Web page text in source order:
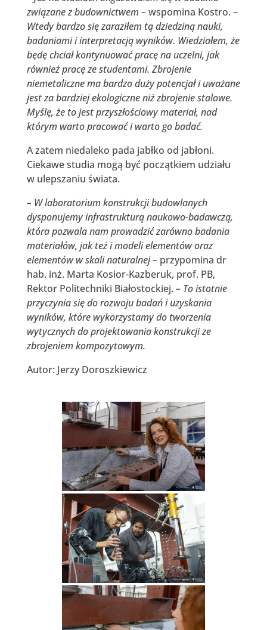
związane z budownictwem – wspomina Kostro. –
Wtedy bardzo się zaraziłem tą dziedziną nauki,
badaniami i interpretacją wyników. Wiedziałem, że
będę chciał kontynuować pracę na uczelni, jak
również pracę ze studentami. Zbrojenie
niemetaliczne ma bardzo duży potencjał i uważane
jest za bardziej ekologiczne niż zbrojenie stalowe.
Myślę, że to jest przyszłościowy materiał, nad
którym warto pracować i warto go badać.
A zatem niedaleko pada jabłko od jabłoni.
Ciekawe studia mogą być początkiem udziału
w ulepszaniu świata.
– W laboratorium konstrukcji budowlanych
dysponujemy infrastrukturą naukowo-badawczą,
która pozwala nam prowadzić zarówno badania
materiałów, jak też i modeli elementów oraz
elementów w skali naturalnej – przypomina dr
hab. inż. Marta Kosior-Kazberuk, prof. PB,
Rektor Politechniki Białostockiej. – To istotnie
przyczynia się do rozwoju badań i uzyskania
wyników, które wykorzystamy do tworzenia
wytycznych do projektowania konstrukcji ze
zbrojeniem kompozytowym.
Autor: Jerzy Doroszkiewicz